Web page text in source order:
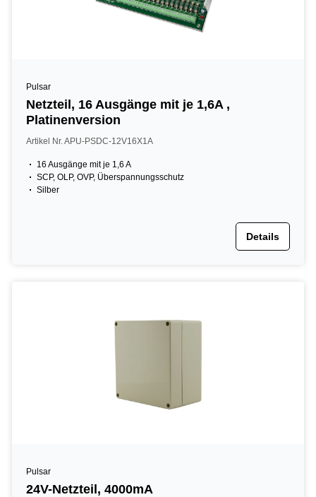
Pulsar
Netzteil, 16 Ausgänge mit je 1,6A ,
Platinenversion
Artikel Nr. APU-PSDC-12V16X1A
16 Ausgänge mit je 1,6 A
SCP, OLP, OVP, Überspannungsschutz
Silber
Details
Pulsar
24V-Netzteil, 4000mA